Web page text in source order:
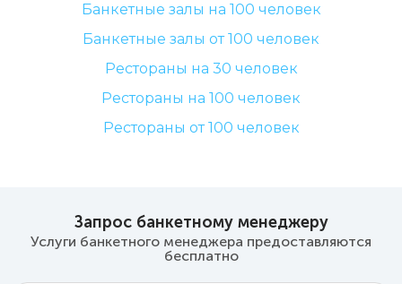
Банкетные залы на 100 человек
Банкетные залы от 100 человек
Рестораны на 30 человек
Рестораны на 100 человек
Рестораны от 100 человек
Запрос банкетному менеджеру
Услуги банкетного менеджера предоставляются
бесплатно